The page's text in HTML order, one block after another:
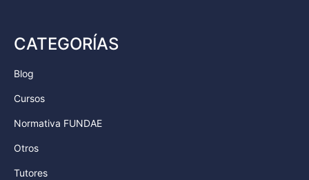
CATEGORÍAS
Blog
Cursos
Normativa FUNDAE
Otros
Tutores